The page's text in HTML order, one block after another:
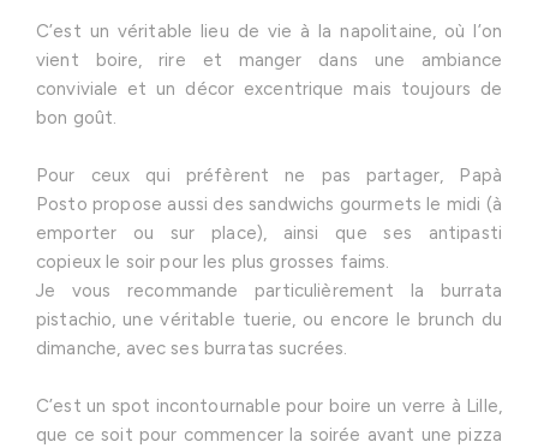
C’est un véritable lieu de vie à la napolitaine, où l’on
vient boire, rire et manger dans une ambiance
conviviale et un décor excentrique mais toujours de
bon goût.
Pour ceux qui préfèrent ne pas partager, Papà
Posto propose aussi des sandwichs gourmets le midi (à
emporter ou sur place), ainsi que ses antipasti
copieux le soir pour les plus grosses faims.
Je vous recommande particulièrement la burrata
pistachio, une véritable tuerie, ou encore le brunch du
dimanche, avec ses burratas sucrées.
C’est un spot incontournable pour boire un verre à Lille,
que ce soit pour commencer la soirée avant une pizza